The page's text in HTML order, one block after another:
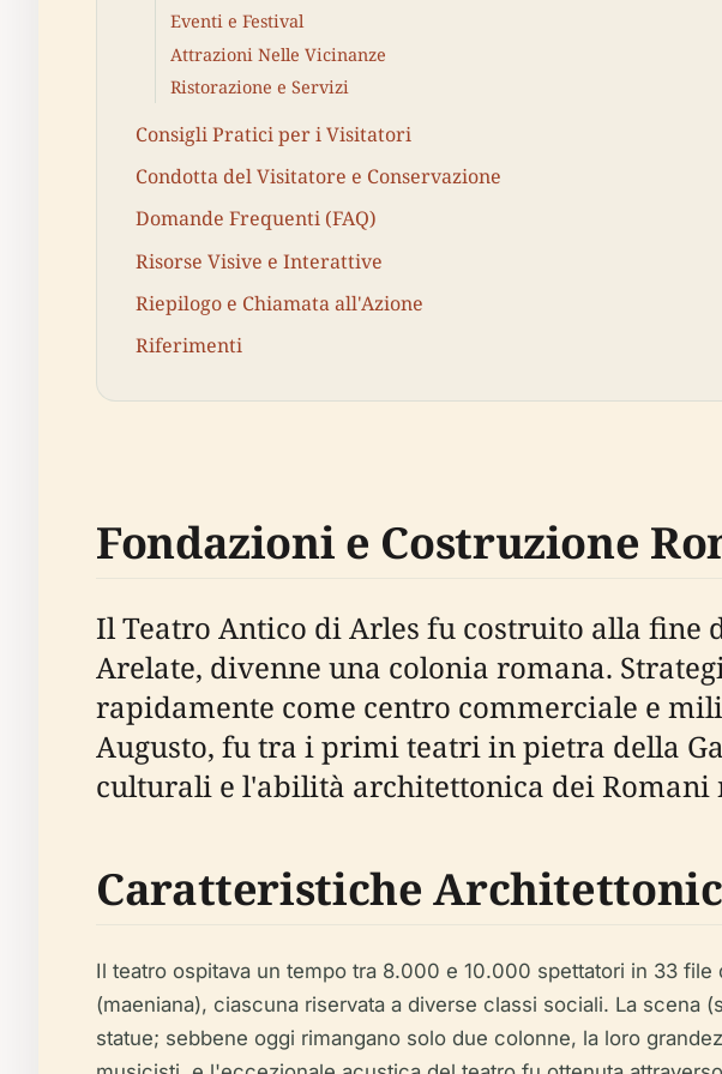
Eventi e Festival
Attrazioni Nelle Vicinanze
Ristorazione e Servizi
Consigli Pratici per i Visitatori
Condotta del Visitatore e Conservazione
Domande Frequenti (FAQ)
Risorse Visive e Interattive
Riepilogo e Chiamata all'Azione
Riferimenti
Fondazioni e Costruzione
Il Teatro Antico di Arles fu costruito alla fine
Arelate, divenne una colonia romana.
rapidamente come centro commerciale e
Augusto, fu tra i primi teatri in pietra della
culturali e l'abilità architettonica dei Romani
Caratteristiche
Il teatro ospitava un tempo tra 8.000 e 10.000 spettatori in 33
(maeniana), ciascuna riservata a diverse classi sociali. La scena
statue; sebbene oggi rimangano solo due colonne, la loro